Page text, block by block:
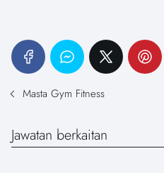
Masta Gym Fitness
Jawatan berkaitan